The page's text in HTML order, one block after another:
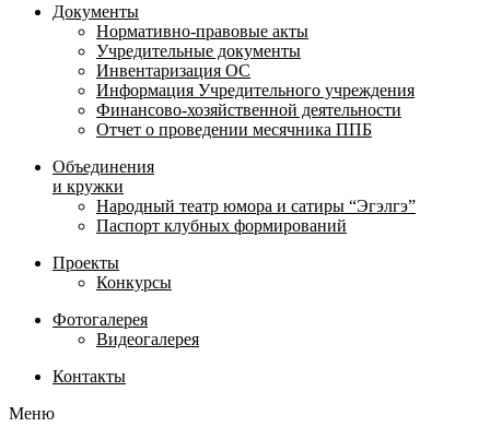
Документы
Нормативно-правовые акты
Учредительные документы
Инвентаризация ОС
Информация Учредительного учреждения
Финансово-хозяйственной деятельности
Отчет о проведении месячника ППБ
Объединения
и кружки
Народный театр юмора и сатиры “Эгэлгэ”
Паспорт клубных формирований
Проекты
Конкурсы
Фотогалерея
Видеогалерея
Контакты
Меню